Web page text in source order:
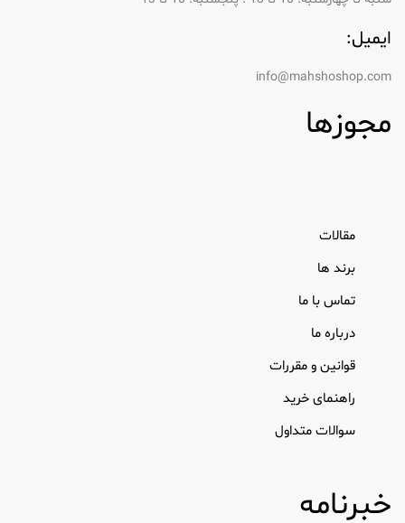
info@mahshoshop.com
مجوزها
تماس با ما
درباره ما
قوانین و مقررات
راهنمای خرید
سوالات متداول
خبرنامه